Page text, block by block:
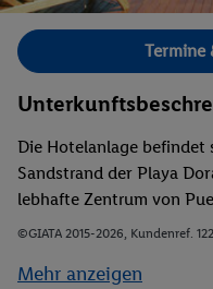
Bild 1 von 50.
Termine
Die Hotelanlage befindet
Sandstrand der Playa
lebhafte Zentrum von
Hotel entfernt. Den
©GIATA 2015-2026, Kundenref.
Mehr anzeigen